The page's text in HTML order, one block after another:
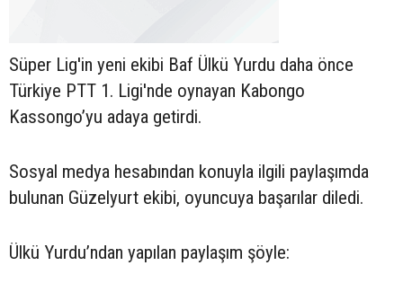
Süper Lig'in yeni ekibi Baf Ülkü Yurdu daha önce
Türkiye PTT 1. Ligi'nde oynayan Kabongo
Kassongo’yu adaya getirdi.
Sosyal medya hesabından konuyla ilgili paylaşımda
bulunan Güzelyurt ekibi, oyuncuya başarılar diledi.
Ülkü Yurdu’ndan yapılan paylaşım şöyle: